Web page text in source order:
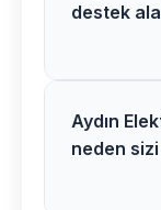
destek
Elektrikçi
Aydın
neden